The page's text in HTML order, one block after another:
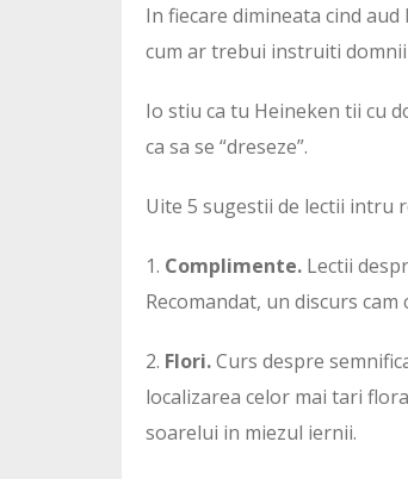
In fiecare dimineata cind aud
cum ar trebui instruiti domnii
Io stiu ca tu Heineken tii cu
ca sa se “dreseze”.
Uite 5 sugestii de lectii intru
1. Complimente. Lectii
Recomandat, un discurs cam
2. Flori.Curs despre
localizarea celor mai tari
soarelui in miezul iernii.